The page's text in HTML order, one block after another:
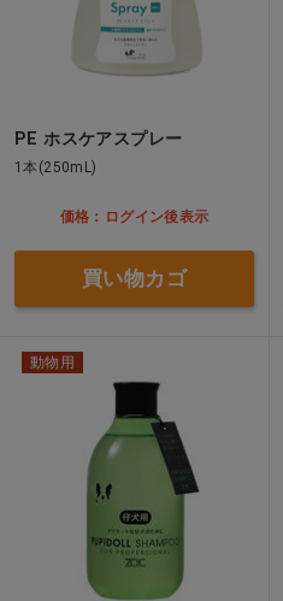
PE ホスケアスプレー
1本(250mL)
価格：ログイン後表示
買い物カゴ
動物用